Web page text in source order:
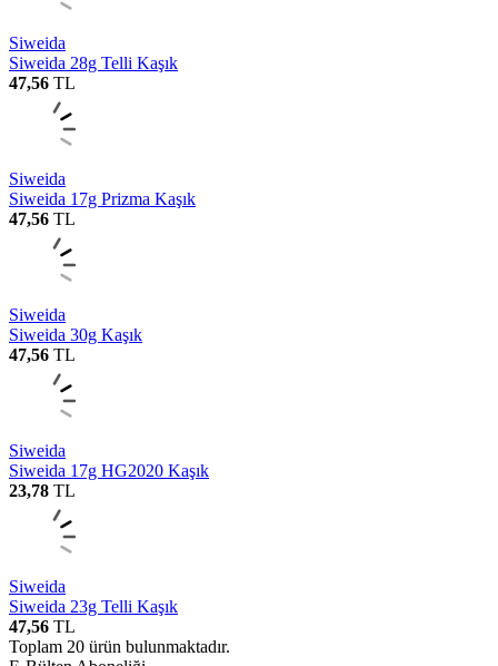
Siweida
Siweida 28g Telli Kaşık
47,56 TL
Siweida
Siweida 17g Prizma Kaşık
47,56 TL
Siweida
Siweida 30g Kaşık
47,56 TL
Siweida
Siweida 17g HG2020 Kaşık
23,78 TL
Siweida
Siweida 23g Telli Kaşık
47,56 TL
Toplam 20 ürün bulunmaktadır.